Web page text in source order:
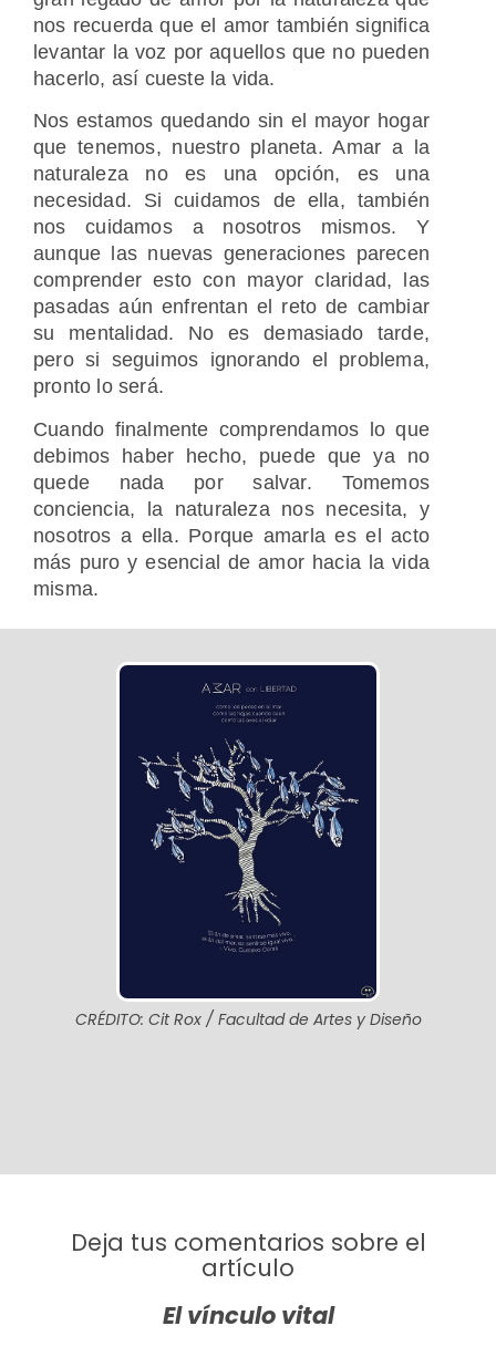
CRÉDITO: Cit Rox / Facultad de Artes y Diseño
nos recuerda que el amor también significa
levantar la voz por aquellos que no pueden
hacerlo, así cueste la vida.
Nos estamos quedando sin el mayor hogar
que tenemos, nuestro planeta. Amar a la
naturaleza no es una opción, es una
necesidad. Si cuidamos de ella, también
nos cuidamos a nosotros mismos. Y
aunque las nuevas generaciones parecen
comprender esto con mayor claridad, las
pasadas aún enfrentan el reto de cambiar
su mentalidad. No es demasiado tarde,
pero si seguimos ignorando el problema,
pronto lo será.
Cuando finalmente comprendamos lo que
debimos haber hecho, puede que ya no
quede nada por salvar. Tomemos
conciencia, la naturaleza nos necesita, y
nosotros a ella. Porque amarla es el acto
más puro y esencial de amor hacia la vida
misma.
Deja tus comentarios sobre el
artículo
El vínculo vital